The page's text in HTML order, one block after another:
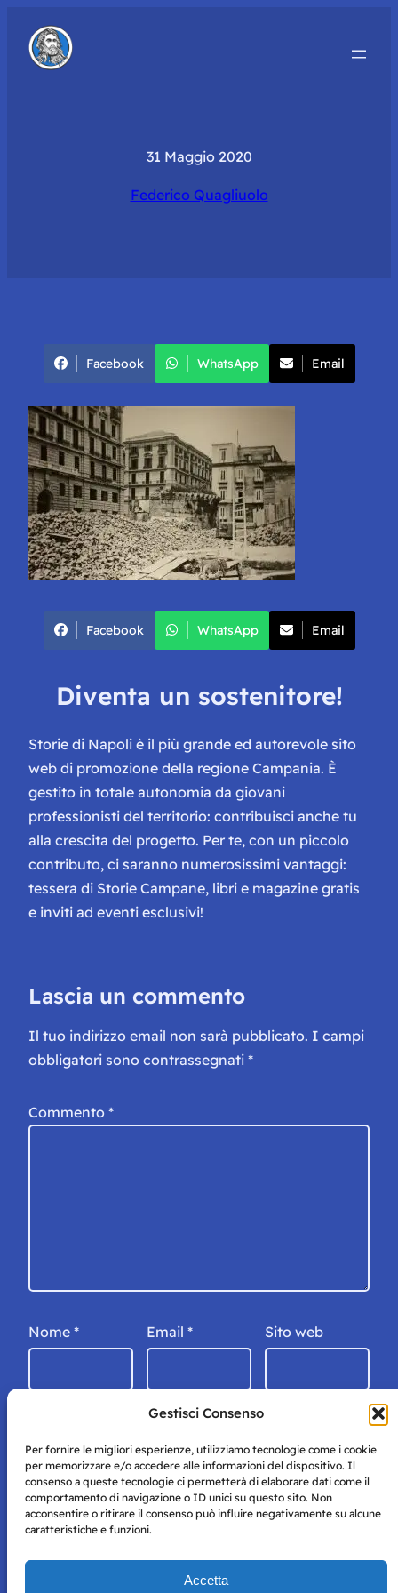
Gestisci Consenso
Per fornire le migliori esperienze, utilizziamo tecnologie come i cookie
per memorizzare e/o accedere alle informazioni del dispositivo. Il
consenso a queste tecnologie ci permetterà di elaborare dati come il
comportamento di navigazione o ID unici su questo sito. Non
acconsentire o ritirare il consenso può influire negativamente su alcune
caratteristiche e funzioni.
Accetta
31 Maggio 2020
Federico Quagliuolo
Facebook WhatsApp Email
Facebook WhatsApp Email
Diventa un sostenitore!
Storie di Napoli è il più grande ed autorevole sito
web di promozione della regione Campania. È
gestito in totale autonomia da giovani
professionisti del territorio: contribuisci anche tu
alla crescita del progetto. Per te, con un piccolo
contributo, ci saranno numerosissimi vantaggi:
tessera di Storie Campane, libri e magazine gratis
e inviti ad eventi esclusivi!
Lascia un commento
Il tuo indirizzo email non sarà pubblicato. I campi
obbligatori sono contrassegnati *
Commento *
Nome * Email * Sito web
Storie di Napoli è una testata registrata presso il tribunale di